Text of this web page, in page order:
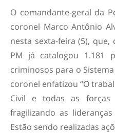
O comandante-geral da
coronel Marco Antônio
nesta sexta-feira (5),
PM já catalogou 1.181
criminosos para o
coronel enfatizou “O
Civil e todas as forças
fragilizando as
Estão sendo realizadas